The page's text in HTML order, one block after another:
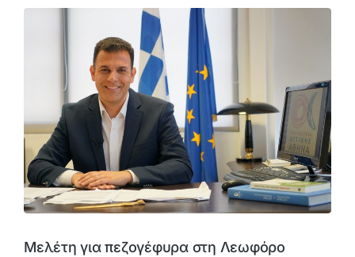
Μελέτη για πεζογέφυρα στη Λεωφόρο